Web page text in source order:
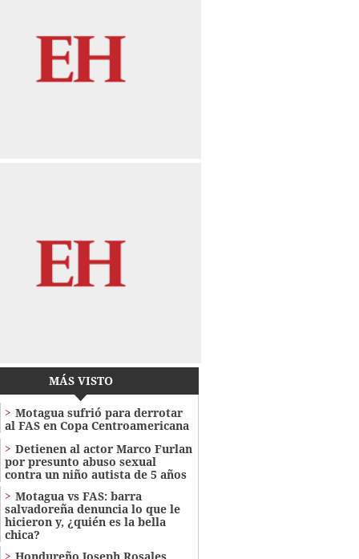
MÁS VISTO
Motagua sufrió para derrotar
al FAS en Copa Centroamericana
Detienen al actor Marco Furlan
por presunto abuso sexual
contra un niño autista de 5 años
Motagua vs FAS: barra
salvadoreña denuncia lo que le
hicieron y, ¿quién es la bella
chica?